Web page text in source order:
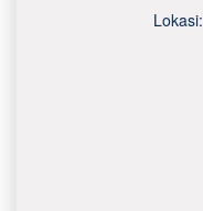
Lokasi: